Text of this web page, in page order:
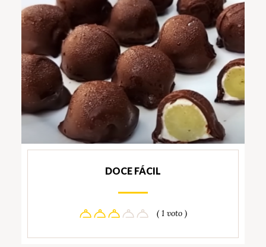
DOCE FÁCIL
( 1 voto )